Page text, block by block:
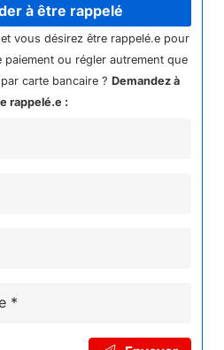
à être rappelé
vous désirez être rappelé.e pour
ou régler autrement que
carte bancaire ? Demandez à
rappelé.e :
*